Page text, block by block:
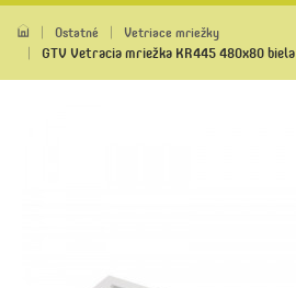
Ostatné Vetriace mriežky
GTV Vetracia mriežka KR445 480x80 biela